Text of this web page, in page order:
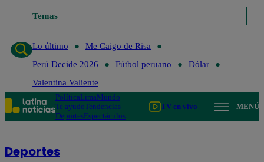
TemasLo último
Lo último
Me Caigo de Risa
Perú Decide 2026
Fútbol peruano
Dólar
Valentina Valiente
PolíticaLimaMundo
Te ayudoTendencias
DeportesEspectáculos
TV en vivo MENÚ
Deportes